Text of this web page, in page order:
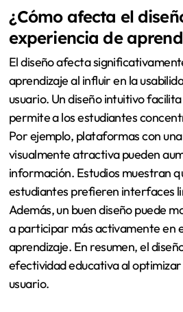
¿Cómo afecta el
experiencia de
El diseño afecta
aprendizaje al influir en la
usuario. Un diseño intuitivo
permite a los estudiantes
Por ejemplo, plataformas con
visualmente atractiva pueden
información. Estudios muestran
estudiantes prefieren interfaces
Además, un buen diseño puede
a participar más activamente en
aprendizaje. En resumen, el
efectividad educativa al
usuario.